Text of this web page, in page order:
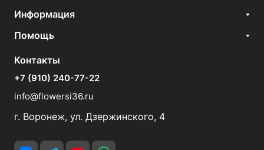
Информация
Помощь
Контакты
+7 (910) 240-77-22
info@flowersi36.ru
г. Воронеж, ул. Дзержинского, 4